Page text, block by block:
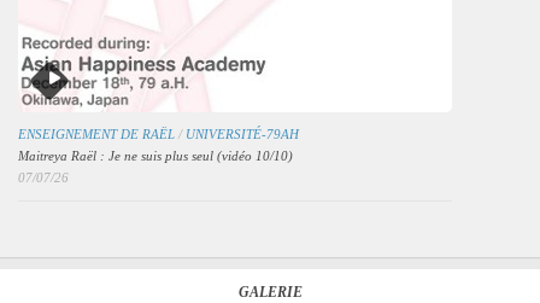
ENSEIGNEMENT DE RAËL / UNIVERSITÉ-79AH
Maitreya Raël : Je ne suis plus seul (vidéo 10/10)
07/07/26
GALERIE